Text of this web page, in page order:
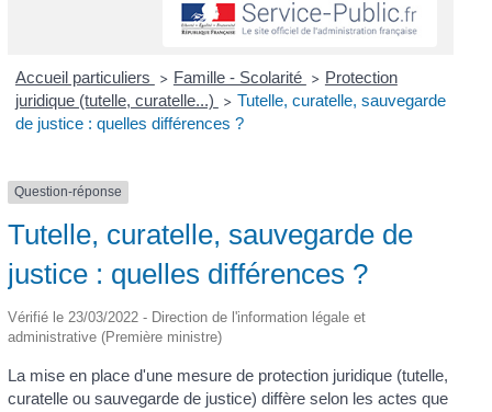
Accueil particuliers > Famille - Scolarité > Protection
juridique (tutelle, curatelle...)
> Tutelle, curatelle, sauvegarde
de justice : quelles différences ?
Question-réponse
Tutelle, curatelle, sauvegarde de
justice : quelles différences ?
Vérifié le 23/03/2022 - Direction de l'information légale et
administrative (Première ministre)
La mise en place d'une mesure de protection juridique (tutelle,
curatelle ou sauvegarde de justice) diffère selon les actes que